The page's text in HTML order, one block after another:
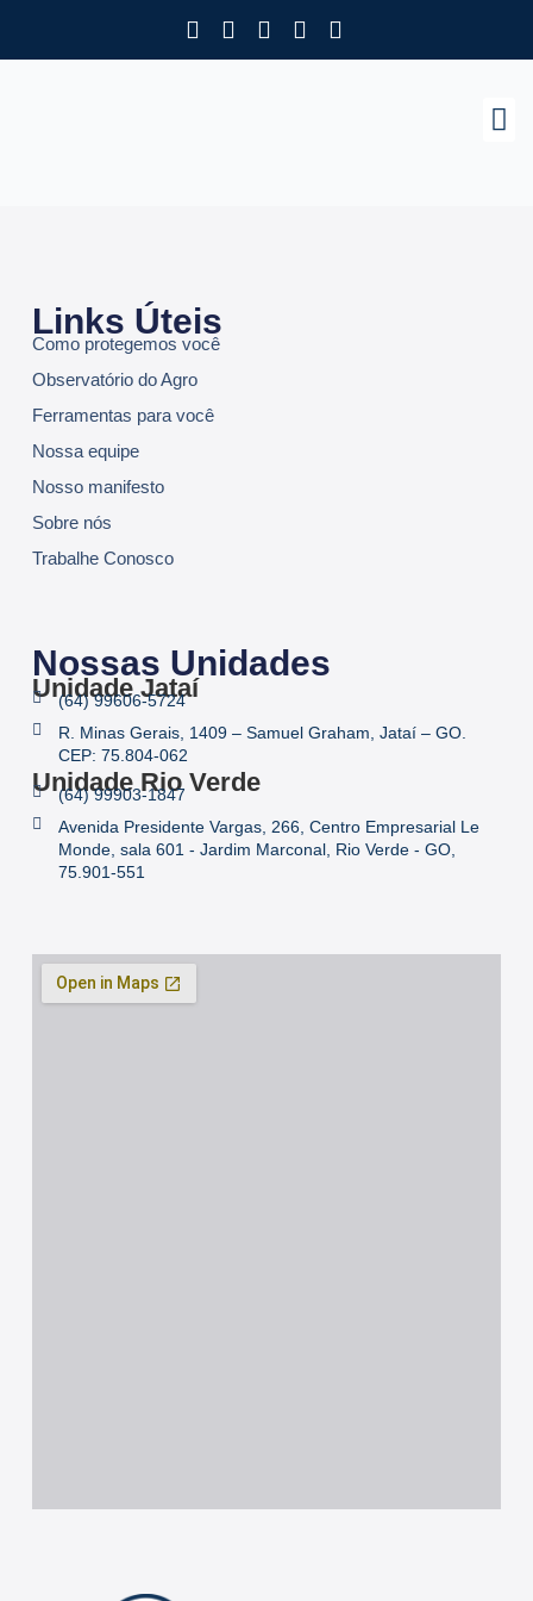
Links Úteis
Como protegemos você
Observatório do Agro
Ferramentas para você
Nossa equipe
Nosso manifesto
Sobre nós
Trabalhe Conosco
Nossas Unidades
Unidade Jataí
(64) 99606-5724
R. Minas Gerais, 1409 – Samuel Graham, Jataí – GO.
CEP: 75.804-062
Unidade Rio Verde
(64) 99903-1847
Avenida Presidente Vargas, 266, Centro Empresarial Le
Monde, sala 601 - Jardim Marconal, Rio Verde - GO,
75.901-551